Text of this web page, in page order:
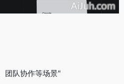
团队协作等场景"